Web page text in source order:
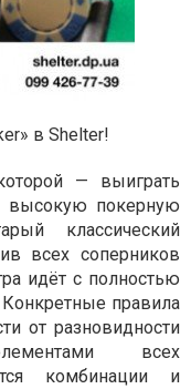
в Shelter!
— выиграть
высокую покерную
классический
всех соперников
идёт с полностью
правила
от разновидности
всех
комбинации и